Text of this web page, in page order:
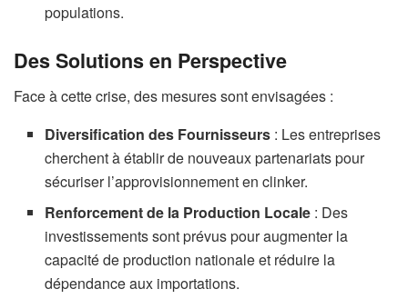
populations.
Des Solutions en Perspective
Face à cette crise, des mesures sont envisagées :
Diversification des Fournisseurs : Les entreprises
cherchent à établir de nouveaux partenariats pour
sécuriser l’approvisionnement en clinker.
Renforcement de la Production Locale : Des
investissements sont prévus pour augmenter la
capacité de production nationale et réduire la
dépendance aux importations.